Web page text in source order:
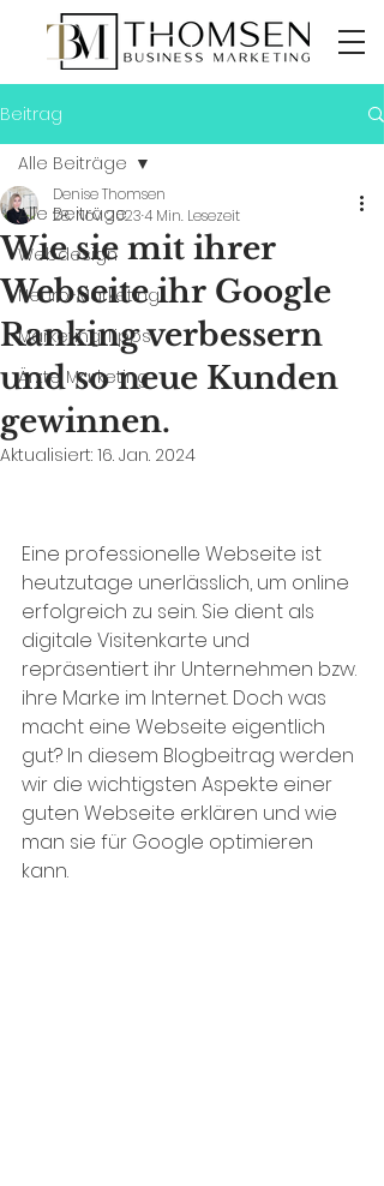
Beitrag
Alle Beiträge
Webdesign
Neuro-Marketing
Marketing Tipps
Ärzte Marketing
Alle Beiträge
Wie sie mit ihrer
Webseite ihr Google
Ranking verbessern
und so neue Kunden
gewinnen.
Denise Thomsen
28. Nov. 20234 Min. Lesezeit
Aktualisiert: 16. Jan. 2024
Eine professionelle Webseite ist
heutzutage unerlässlich, um online
erfolgreich zu sein. Sie dient als
digitale Visitenkarte und
repräsentiert ihr Unternehmen bzw.
ihre Marke im Internet. Doch was
macht eine Webseite eigentlich
gut? In diesem Blogbeitrag werden
wir die wichtigsten Aspekte einer
guten Webseite erklären und wie
man sie für Google optimieren
kann.